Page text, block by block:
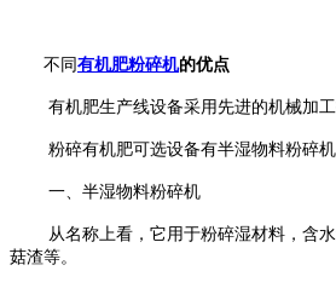
不同有机肥粉碎机的优点
有机肥生产线设备采用先进的机械加
粉碎有机肥可选设备有半湿物料粉碎
一、半湿物料粉碎机
从名称上看，它用于粉碎湿材料，含
菇渣等。